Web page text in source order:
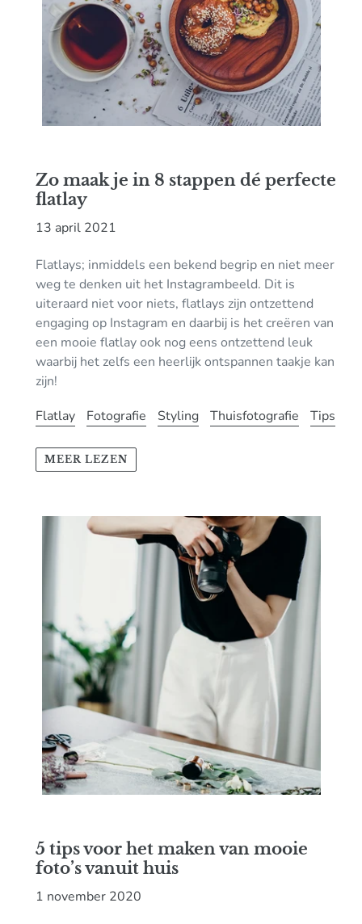
Zo maak je in 8 stappen dé perfecte
flatlay
13 april 2021
Flatlays; inmiddels een bekend begrip en niet meer
weg te denken uit het Instagrambeeld. Dit is
uiteraard niet voor niets, flatlays zijn ontzettend
engaging op Instagram en daarbij is het creëren van
een mooie flatlay ook nog eens ontzettend leuk
waarbij het zelfs een heerlijk ontspannen taakje kan
zijn!
Flatlay
Fotografie Styling Thuisfotografie Tips
MEER LEZEN
5 tips voor het maken van mooie
foto’s vanuit huis
1 november 2020